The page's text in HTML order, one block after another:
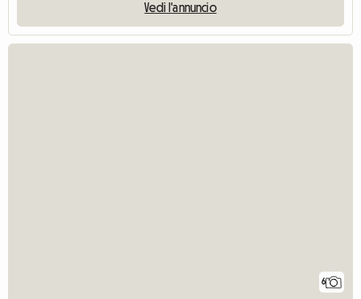
Vedi l'annuncio
6